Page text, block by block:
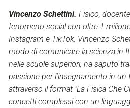
Vincenzo Schettini. Fisico,
fenomeno social con oltre 1
Instagram e TikTok, Vincenzo
modo di comunicare la scienza in
nelle scuole superiori, ha saputo
passione per l'insegnamento in
attraverso il format "La Fisica Che
concetti complessi con un